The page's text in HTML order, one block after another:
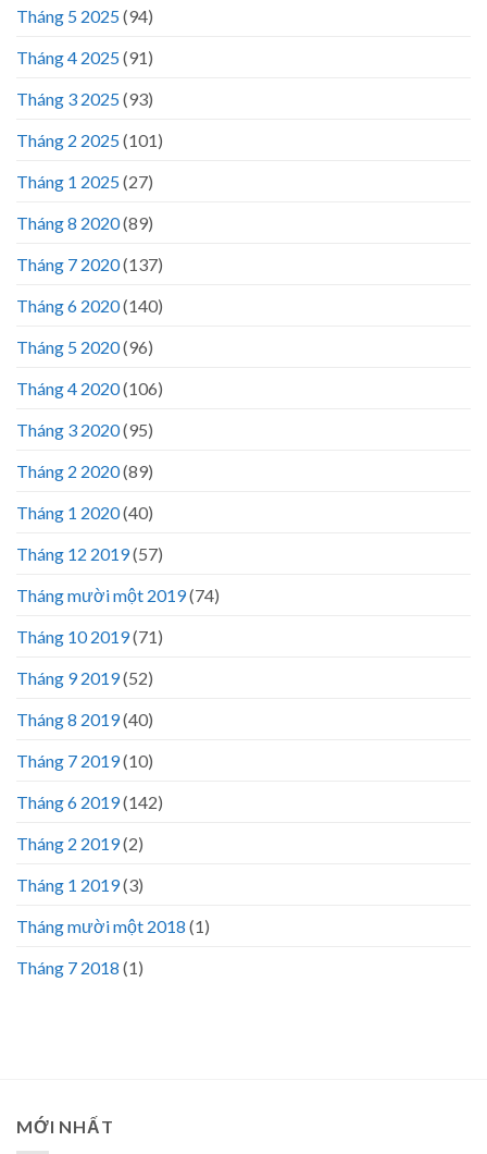
Tháng 5 2025(94)
Tháng 4 2025(91)
Tháng 3 2025(93)
Tháng 2 2025(101)
Tháng 1 2025(27)
Tháng 8 2020(89)
Tháng 7 2020(137)
Tháng 6 2020(140)
Tháng 5 2020(96)
Tháng 4 2020(106)
Tháng 3 2020(95)
Tháng 2 2020(89)
Tháng 1 2020(40)
Tháng 12 2019(57)
Tháng mười một 2019(74)
Tháng 10 2019(71)
Tháng 9 2019(52)
Tháng 8 2019(40)
Tháng 7 2019(10)
Tháng 6 2019(142)
Tháng 2 2019(2)
Tháng 1 2019(3)
Tháng mười một 2018 (1)
Tháng 7 2018 (1)
MỚI NHẤT